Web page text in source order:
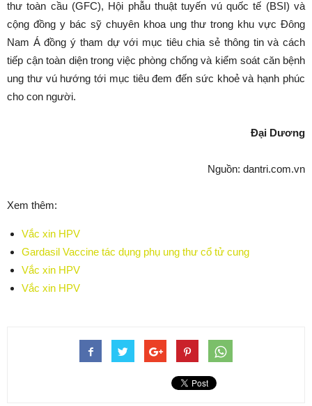
thư toàn cầu (GFC), Hội phẫu thuật tuyến vú quốc tế (BSI) và
cộng đồng y bác sỹ chuyên khoa ung thư trong khu vực Đông
Nam Á đồng ý tham dự với mục tiêu chia sẻ thông tin và cách
tiếp cận toàn diện trong việc phòng chống và kiểm soát căn bệnh
ung thư vú hướng tới mục tiêu đem đến sức khoẻ và hạnh phúc
cho con người.
Đại Dương
Nguồn: dantri.com.vn
Xem thêm:
Vắc xin HPV
Gardasil Vaccine tác dụng phụ ung thư cổ tử cung
Vắc xin HPV
Vắc xin HPV